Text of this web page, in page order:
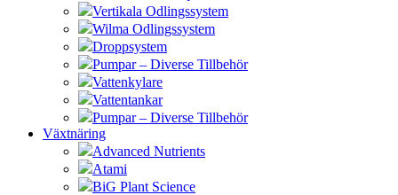
Vertikala Odlingssystem
Wilma Odlingssystem
Droppsystem
Pumpar – Diverse Tillbehör
Vattenkylare
Vattentankar
Pumpar – Diverse Tillbehör
Växtnäring
Advanced Nutrients
Atami
BiG Plant Science